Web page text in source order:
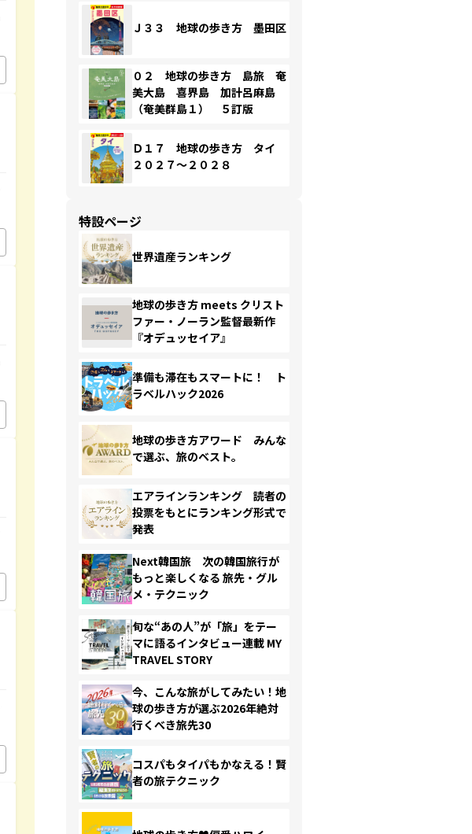
Ｊ３３ 地球の歩き方 墨田区
０２ 地球の歩き方 島旅 奄
美大島 喜界島 加計呂麻島
（奄美群島１） ５訂版
Ｄ１７ 地球の歩き方 タイ
２０２７～２０２８
特設ページ
世界遺産ランキング
地球の歩き方 meets クリスト
ファー・ノーラン監督最新作
『オデュッセイア』
準備も滞在もスマートに！ ト
ラベルハック2026
地球の歩き方アワード みんな
で選ぶ、旅のベスト。
エアラインランキング 読者の
投票をもとにランキング形式で
発表
Next韓国旅 次の韓国旅行が
もっと楽しくなる 旅先・グル
メ・テクニック
旬な“あの人”が「旅」をテー
マに語るインタビュー連載 MY
TRAVEL STORY
今、こんな旅がしてみたい！地
球の歩き方が選ぶ2026年絶対
行くべき旅先30
コスパもタイパもかなえる！賢
者の旅テクニック